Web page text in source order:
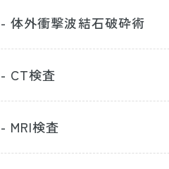
- 体外衝撃波結石破砕術
- CT検査
- MRI検査